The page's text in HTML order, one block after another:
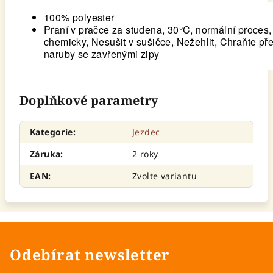
100% polyester
Praní v pračce za studena, 30°C, normální
chemicky, Nesušit v sušičce, Nežehlit, Chraňte
naruby se zavřenými zipy
Doplňkové parametry
Kategorie:
Jezdec
Záruka:
2 roky
EAN: Zvolte variantu
Odebírat newsletter